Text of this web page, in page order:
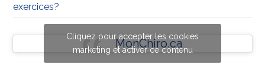
exercices?
MonChiro.ca
Cliquez pour accepter les cookies
marketing et activer ce contenu
Cliquez pour accepter les cookies